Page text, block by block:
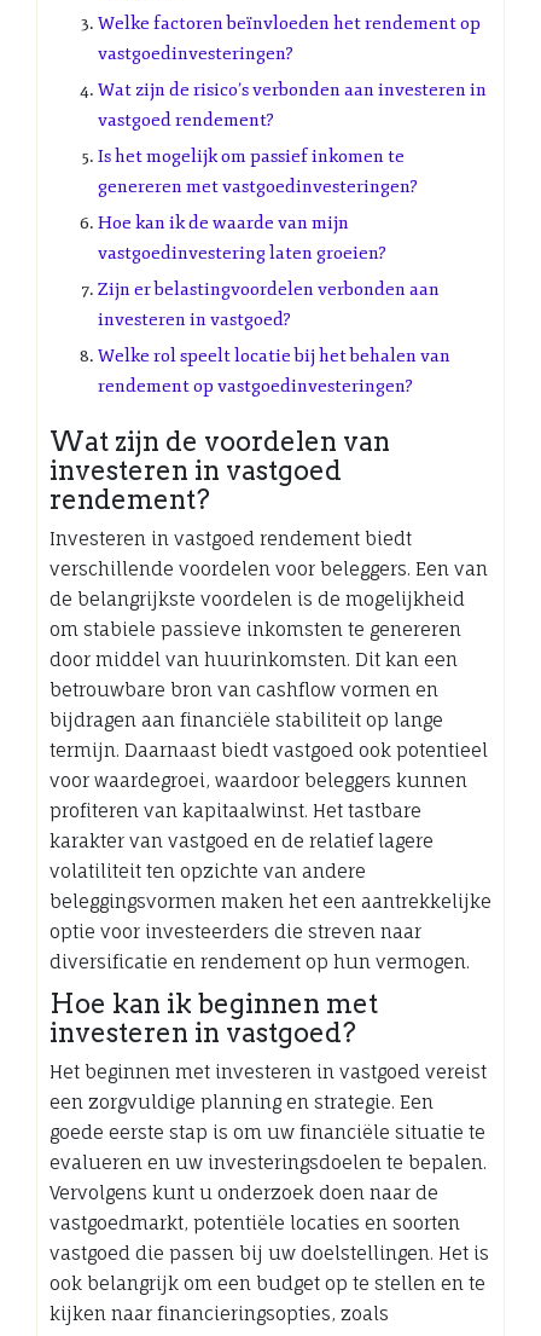
Welke factoren beïnvloeden het rendement op
vastgoedinvesteringen?
Wat zijn de risico’s verbonden aan investeren in
vastgoed rendement?
Is het mogelijk om passief inkomen te
genereren met vastgoedinvesteringen?
Hoe kan ik de waarde van mijn
vastgoedinvestering laten groeien?
Zijn er belastingvoordelen verbonden aan
investeren in vastgoed?
Welke rol speelt locatie bij het behalen van
rendement op vastgoedinvesteringen?
Wat zijn de voordelen van
investeren in vastgoed
rendement?
Investeren in vastgoed rendement biedt
verschillende voordelen voor beleggers. Een van
de belangrijkste voordelen is de mogelijkheid
om stabiele passieve inkomsten te genereren
door middel van huurinkomsten. Dit kan een
betrouwbare bron van cashflow vormen en
bijdragen aan financiële stabiliteit op lange
termijn. Daarnaast biedt vastgoed ook potentieel
voor waardegroei, waardoor beleggers kunnen
profiteren van kapitaalwinst. Het tastbare
karakter van vastgoed en de relatief lagere
volatiliteit ten opzichte van andere
beleggingsvormen maken het een aantrekkelijke
optie voor investeerders die streven naar
diversificatie en rendement op hun vermogen.
Hoe kan ik beginnen met
investeren in vastgoed?
Het beginnen met investeren in vastgoed vereist
een zorgvuldige planning en strategie. Een
goede eerste stap is om uw financiële situatie te
evalueren en uw investeringsdoelen te bepalen.
Vervolgens kunt u onderzoek doen naar de
vastgoedmarkt, potentiële locaties en soorten
vastgoed die passen bij uw doelstellingen. Het is
ook belangrijk om een budget op te stellen en te
kijken naar financieringsopties, zoals